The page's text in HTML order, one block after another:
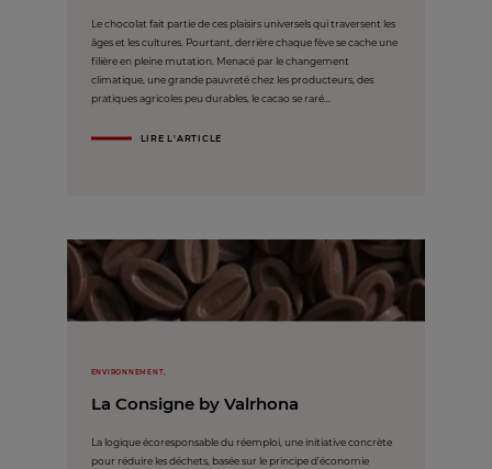
Le chocolat fait partie de ces plaisirs universels qui traversent les
âges et les cultures. Pourtant, derrière chaque fève se cache une
filière en pleine mutation. Menacé par le changement
climatique, une grande pauvreté chez les producteurs, des
pratiques agricoles peu durables, le cacao se raré...
LIRE L'ARTICLE
ENVIRONNEMENT,
La Consigne by Valrhona
La logique écoresponsable du réemploi, une initiative concrète
pour réduire les déchets, basée sur le principe d’économie